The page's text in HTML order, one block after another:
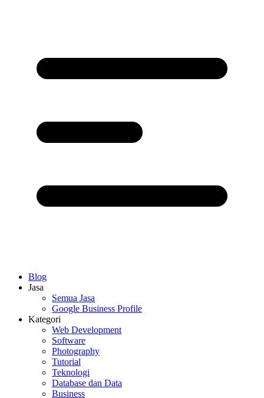
Blog
Jasa
Semua Jasa
Google Business Profile
Kategori
Web Development
Software
Photography
Tutorial
Teknologi
Database dan Data
Business